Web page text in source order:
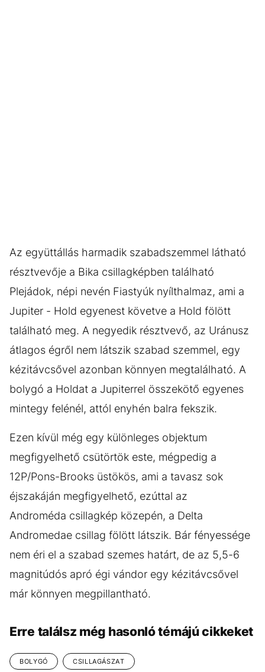
Az együttállás harmadik szabadszemmel látható
résztvevője a Bika csillagképben található
Plejádok, népi nevén Fiastyúk nyílthalmaz, ami a
Jupiter - Hold egyenest követve a Hold fölött
található meg. A negyedik résztvevő, az Uránusz
átlagos égről nem látszik szabad szemmel, egy
kézitávcsővel azonban könnyen megtalálható. A
bolygó a Holdat a Jupiterrel összekötő egyenes
mintegy felénél, attól enyhén balra fekszik.
Ezen kívül még egy különleges objektum
megfigyelhető csütörtök este, mégpedig a
12P/Pons-Brooks üstökös, ami a tavasz sok
éjszakáján megfigyelhető, ezúttal az
Androméda csillagkép közepén, a Delta
Andromedae csillag fölött látszik. Bár fényessége
nem éri el a szabad szemes határt, de az 5,5-6
magnitúdós apró égi vándor egy kézitávcsővel
már könnyen megpillantható.
Erre találsz még hasonló témájú cikkeket
BOLYGÓ CSILLAGÁSZAT